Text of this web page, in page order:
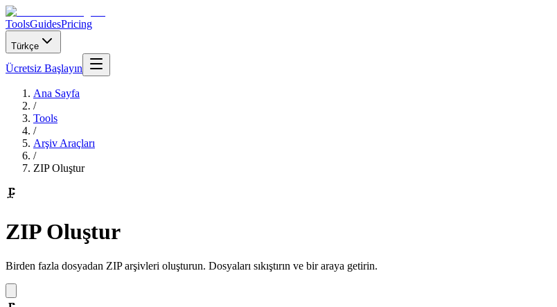
ToolsGuidesPricing
Türkçe
Ücretsiz Başlayın
Ana Sayfa
/
Tools
/
Arşiv Araçları
/
ZIP Oluştur
🗜️
ZIP Oluştur
Birden fazla dosyadan ZIP arşivleri oluşturun. Dosyaları sıkıştırın ve bir araya getirin.